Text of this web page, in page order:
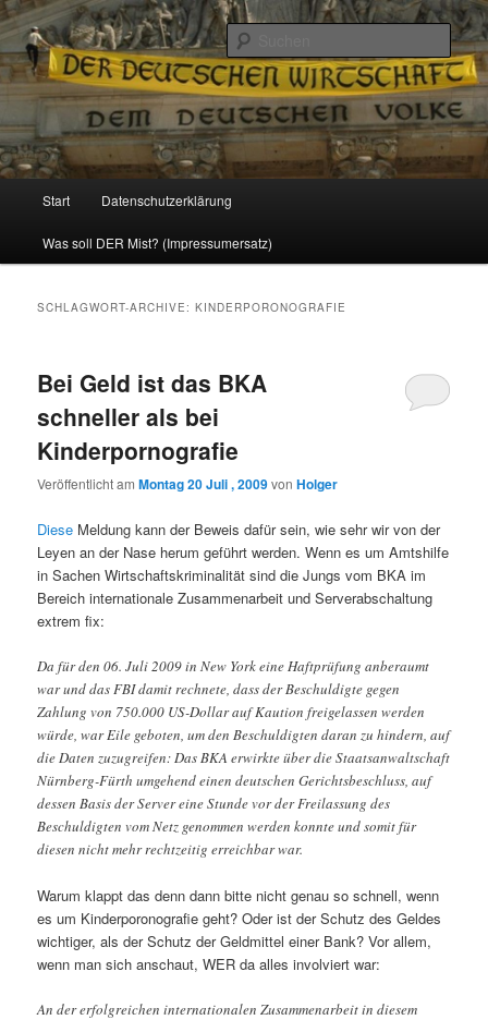
Reizzentrum
Politik, Wirtschaft, Soziales und Gesellschaft
Zum
Inhalt
Zum
sekundären
Start Datenschutzerklärung
Was soll DER Mist? (Impressumersatz)
SCHLAGWORT-ARCHIVE:KINDERPORONOGRAFIE
Bei Geld ist das BKA
schneller als bei
Kinderpornografie
Veröffentlicht amMontag 20 Juli , 2009vonHolger
Diese Meldung kann der Beweis dafür sein, wie sehr wir von der
Leyen an der Nase herum geführt werden. Wenn es um Amtshilfe
in Sachen Wirtschaftskriminalität sind die Jungs vom BKA im
Bereich internationale Zusammenarbeit und Serverabschaltung
extrem fix:
Da für den 06. Juli 2009 in New York eine Haftprüfung anberaumt
war und das FBI damit rechnete, dass der Beschuldigte gegen
Zahlung von 750.000 US-Dollar auf Kaution freigelassen werden
würde, war Eile geboten, um den Beschuldigten daran zu hindern, auf
die Daten zuzugreifen: Das BKA erwirkte über die Staatsanwaltschaft
Nürnberg-Fürth umgehend einen deutschen Gerichtsbeschluss, auf
dessen Basis der Server eine Stunde vor der Freilassung des
Beschuldigten vom Netz genommen werden konnte und somit für
diesen nicht mehr rechtzeitig erreichbar war.
Warum klappt das denn dann bitte nicht genau so schnell, wenn
es um Kinderporonografie geht? Oder ist der Schutz des Geldes
wichtiger, als der Schutz der Geldmittel einer Bank? Vor allem,
wenn man sich anschaut, WER da alles involviert war:
An der erfolgreichen internationalen Zusammenarbeit in diesem